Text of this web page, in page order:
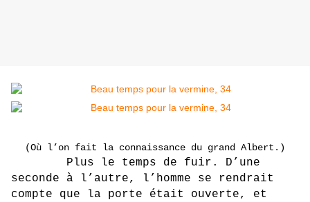
(Où l’on fait la connaissance du grand Albert.)
Plus le temps de fuir. D’une
seconde à l’autre, l’homme se rendrait
compte que la porte était ouverte, et